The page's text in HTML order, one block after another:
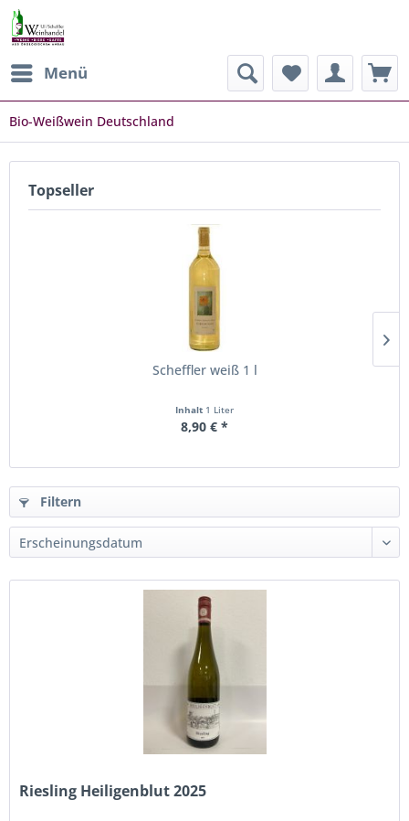
Menü
Bio-Weißwein Deutschland
Topseller
Scheffler weiß 1 l
Inhalt 1 Liter
8,90 € *
Filtern
Riesling Heiligenblut 2025